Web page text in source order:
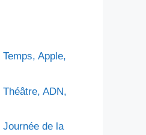
Apple,
ADN,
de la